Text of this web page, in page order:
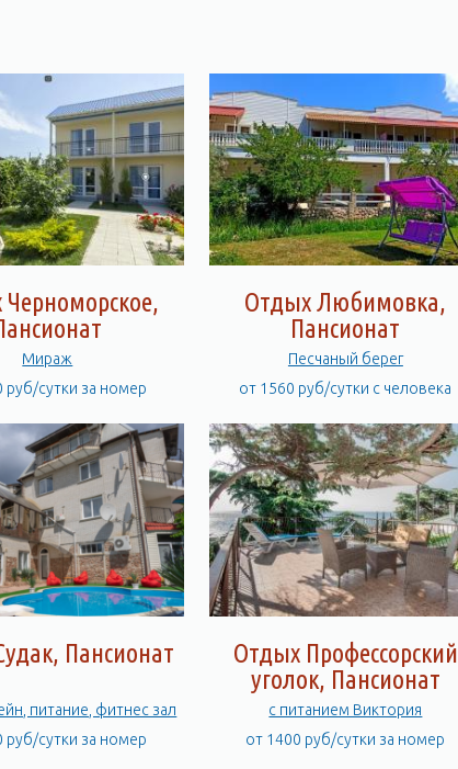
Мираж
руб/сутки за номер
Отдых Любимовка,
Пансионат
Песчаный берег
от 1560 руб/сутки с человека
Пансионат
питание, фитнес зал
руб/сутки за номер
Отдых Профессорский
уголок, Пансионат
с питанием Виктория
от 1400 руб/сутки за номер